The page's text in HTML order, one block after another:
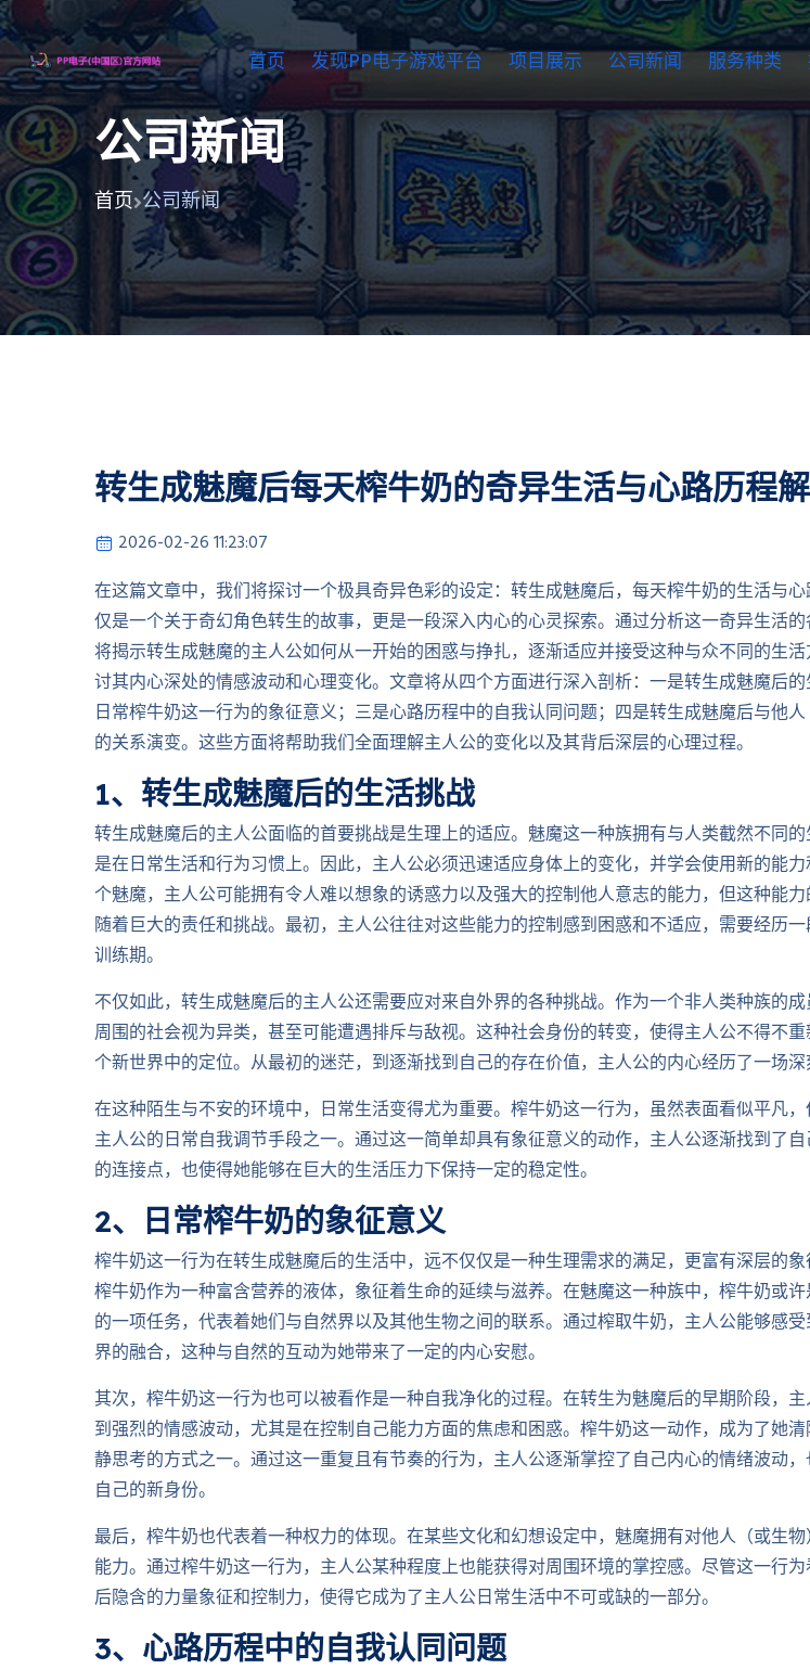
首页 发现PP电子游戏平台 项目展示 公司新闻 服务种类
公司新闻
首页 公司新闻
转生成魅魔后每天榨牛奶的奇异生活与心路历程
2026-02-26 11:23:07
在这篇文章中，我们将探讨一个极具奇异色彩的设定：转生成魅魔后，每天榨牛奶的生活与
仅是一个关于奇幻角色转生的故事，更是一段深入内心的心灵探索。通过分析这一奇异生活
将揭示转生成魅魔的主人公如何从一开始的困惑与挣扎，逐渐适应并接受这种与众不同的生
讨其内心深处的情感波动和心理变化。文章将从四个方面进行深入剖析：一是转生成魅魔后
日常榨牛奶这一行为的象征意义；三是心路历程中的自我认同问题；四是转生成魅魔后与他人
的关系演变。这些方面将帮助我们全面理解主人公的变化以及其背后深层的心理过程。
1、转生成魅魔后的生活挑战
转生成魅魔后的主人公面临的首要挑战是生理上的适应。魅魔这一种族拥有与人类截然不同
是在日常生活和行为习惯上。因此，主人公必须迅速适应身体上的变化，并学会使用新的能
个魅魔，主人公可能拥有令人难以想象的诱惑力以及强大的控制他人意志的能力，但这种能
随着巨大的责任和挑战。最初，主人公往往对这些能力的控制感到困惑和不适应，需要经历
训练期。
不仅如此，转生成魅魔后的主人公还需要应对来自外界的各种挑战。作为一个非人类种族的
周围的社会视为异类，甚至可能遭遇排斥与敌视。这种社会身份的转变，使得主人公不得不
个新世界中的定位。从最初的迷茫，到逐渐找到自己的存在价值，主人公的内心经历了一场深
在这种陌生与不安的环境中，日常生活变得尤为重要。榨牛奶这一行为，虽然表面看似平凡
主人公的日常自我调节手段之一。通过这一简单却具有象征意义的动作，主人公逐渐找到了
的连接点，也使得她能够在巨大的生活压力下保持一定的稳定性。
2、日常榨牛奶的象征意义
榨牛奶这一行为在转生成魅魔后的生活中，远不仅仅是一种生理需求的满足，更富有深层的象
榨牛奶作为一种富含营养的液体，象征着生命的延续与滋养。在魅魔这一种族中，榨牛奶或
的一项任务，代表着她们与自然界以及其他生物之间的联系。通过榨取牛奶，主人公能够感
界的融合，这种与自然的互动为她带来了一定的内心安慰。
其次，榨牛奶这一行为也可以被看作是一种自我净化的过程。在转生为魅魔后的早期阶段，
到强烈的情感波动，尤其是在控制自己能力方面的焦虑和困惑。榨牛奶这一动作，成为了她
静思考的方式之一。通过这一重复且有节奏的行为，主人公逐渐掌控了自己内心的情绪波动
自己的新身份。
最后，榨牛奶也代表着一种权力的体现。在某些文化和幻想设定中，魅魔拥有对他人（或生
能力。通过榨牛奶这一行为，主人公某种程度上也能获得对周围环境的掌控感。尽管这一行
后隐含的力量象征和控制力，使得它成为了主人公日常生活中不可或缺的一部分。
3、心路历程中的自我认同问题